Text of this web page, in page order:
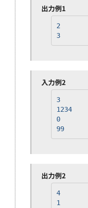
出力例1
2
3
入力例2
3
1234
0
99
出力例2
4
1